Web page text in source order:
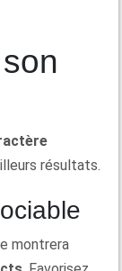
résultats.
montrera